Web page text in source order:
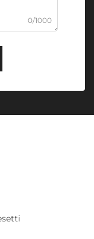
0/1000